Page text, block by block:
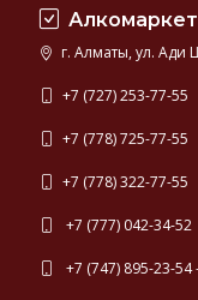
г. Алматы, ул. Ади
+7 (727) 253-77-55
+7 (778) 725-77-55
+7 (778) 322-77-55
+7 (777) 042-34-52
+7 (747) 895-23-54